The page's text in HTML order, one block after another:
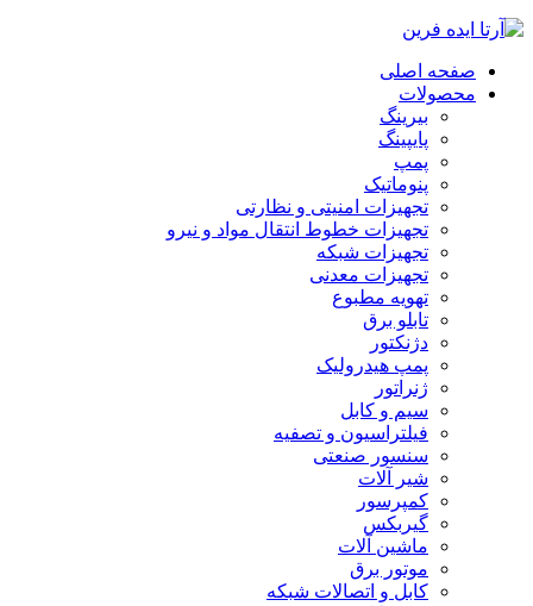
صفحه اصلی
محصولات
بیرینگ
پایپینگ
پمپ
پنوماتیک
تجهیزات امنیتی و نظارتی
تجهیزات خطوط انتقال مواد و نیرو
تجهیزات شبکه
تجهیزات معدنی
تهویه مطبوع
تابلو برق
دژنکتور
پمپ هیدرولیک
ژنراتور
سیم و کابل
فیلتراسیون و تصفیه
سنسور صنعتی
شیر آلات
کمپرسور
گیربکس
ماشین آلات
موتور برق
کابل و اتصالات شبکه